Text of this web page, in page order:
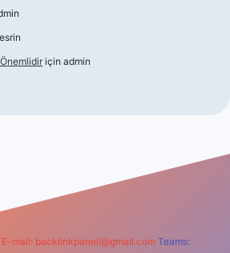
için admin
E-mail: backlinkpaneli@gmail.com Teams: